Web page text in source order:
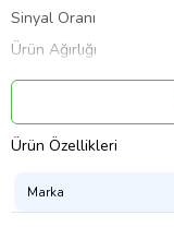
Sinyal Oranı
Ürün Ağırlığı
Frekans Aralığı
Hoparlör Boyutu
Empedans
Ürün Özellikleri
Marka